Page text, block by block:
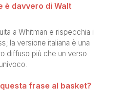
è davvero di Walt
a Whitman e rispecchia i
la versione italiana è una
diffuso più che un verso
frase al basket?